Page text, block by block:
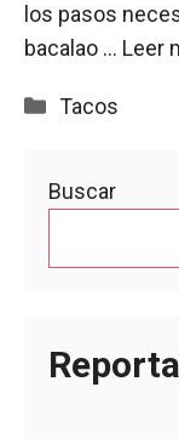
los pasos
bacalao … Leer
Categorías
Tacos
Buscar